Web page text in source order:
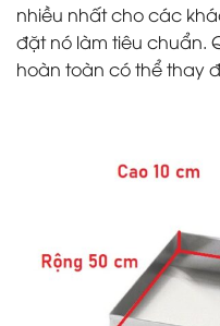
nhiều nhất cho các
đặt nó làm tiêu chuẩn.
hoàn toàn có thể thay